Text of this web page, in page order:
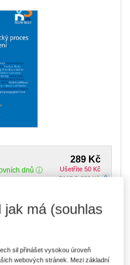
289 Kč
Ušetříte 50 Kč
DMOC 339 Kč
dnů
246 Kč
ke staženímá (souhlas
sil přinášet vysokou úroveň
webových stránek. Mezi základní